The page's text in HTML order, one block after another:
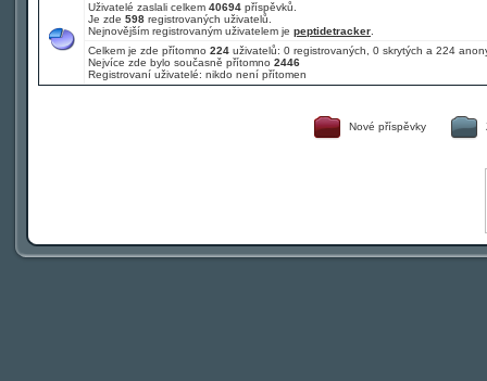
Uživatelé zaslali celkem 40694 příspěvků.
Je zde 598 registrovaných uživatelů.
Nejnovějším registrovaným uživatelem je peptidetracker
Celkem je zde přítomno 224 uživatelů: 0 registrovaných, 0 skrytých a 224
Nejvíce zde bylo současně přítomno 2446
Registrovaní uživatelé: nikdo není přítomen
Nové příspěvky